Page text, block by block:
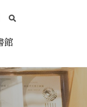
館
search